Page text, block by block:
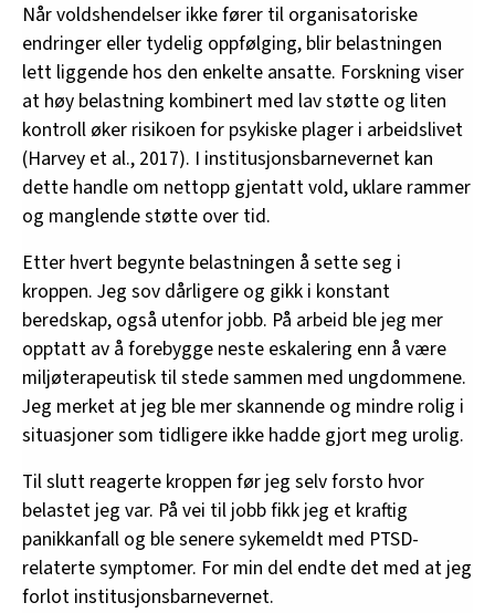
Når voldshendelser ikke fører til organisatoriske
endringer eller tydelig oppfølging, blir belastningen
lett liggende hos den enkelte ansatte. Forskning viser
at høy belastning kombinert med lav støtte og liten
kontroll øker risikoen for psykiske plager i arbeidslivet
(Harvey et al., 2017). I institusjonsbarnevernet kan
dette handle om nettopp gjentatt vold, uklare rammer
og manglende støtte over tid.
Etter hvert begynte belastningen å sette seg i
kroppen. Jeg sov dårligere og gikk i konstant
beredskap, også utenfor jobb. På arbeid ble jeg mer
opptatt av å forebygge neste eskalering enn å være
miljøterapeutisk til stede sammen med ungdommene.
Jeg merket at jeg ble mer skannende og mindre rolig i
situasjoner som tidligere ikke hadde gjort meg urolig.
Til slutt reagerte kroppen før jeg selv forsto hvor
belastet jeg var. På vei til jobb fikk jeg et kraftig
panikkanfall og ble senere sykemeldt med PTSD-
relaterte symptomer. For min del endte det med at jeg
forlot institusjonsbarnevernet.